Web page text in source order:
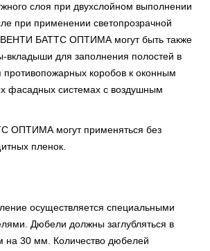
слоя при двухслойном выполнении
при применении светопрозрачной
ВЕНТИ БАТТС ОПТИМА могут быть также
вкладыши для заполнения полостей в
коробов к оконным
фасадных системах с воздушным
ОПТИМА могут применяться без
пленок.
осуществляется специальными
Дюбели должны заглубляться в
на 30 мм. Количество дюбелей